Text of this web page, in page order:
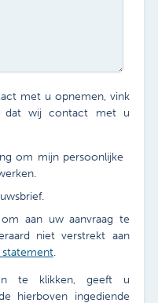
met u opnemen, vink
dat wij contact met u
om mijn persoonlijke
aan uw aanvraag te
niet verstrekt aan
statement.
te klikken, geeft u
hierboven ingediende